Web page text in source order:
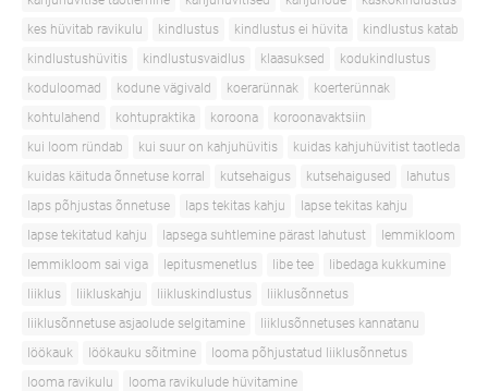
kes hüvitab ravikulu
kindlustus kindlustus ei hüvita
kindlustus katab
kindlustushüvitis
kindlustusvaidlus klaasuksed
kodukindlustus
koduloomad
kodune vägivald koerarünnak
koerterünnak
kohtulahend
kohtupraktika koroona
koroonavaktsiin
kui loom ründab
kui suur on kahjuhüvitis
kuidas kahjuhüvitist taotleda
kuidas käituda õnnetuse korral
kutsehaigus kutsehaigused
lahutus
laps põhjustas õnnetuse
laps tekitas kahju
lapse tekitas kahju
lapse tekitatud kahju
lapsega suhtlemine pärast lahutust
lemmikloom
lemmikloom sai viga
lepitusmenetlus libe tee
libedaga kukkumine
liiklus
liikluskahju liikluskindlustus
liiklusõnnetus
liiklusõnnetuse asjaolude selgitamine
liiklusõnnetuses kannatanu
löökauk
löökauku sõitmine
looma põhjustatud liiklusõnnetus
looma ravikulu
looma ravikulude hüvitamine